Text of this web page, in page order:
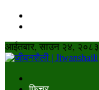
आईतबार, साउन २४, २०८३